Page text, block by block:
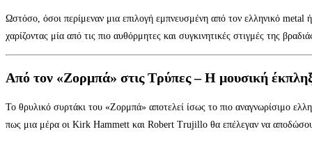
Ωστόσο, όσοι περίμεναν μια επιλογή εμπνευσμένη από τον ελληνικό
χαρίζοντας μία από τις πιο αυθόρμητες και συγκινητικές στιγμές της
Από τον «Ζορμπά» στις Τρύπες – Η μουσική
Το θρυλικό συρτάκι του «Ζορμπά» αποτελεί ίσως το πιο αναγνωρίσιμο
πως μια μέρα οι Kirk Hammett και Robert Trujillo θα επέλεγαν να